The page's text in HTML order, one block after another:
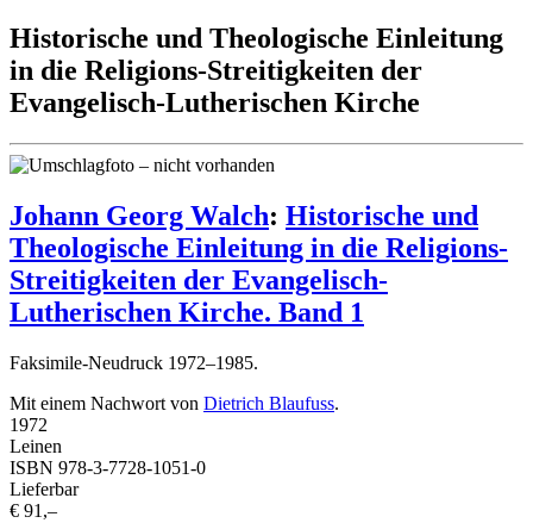
Historische und Theologische Einleitung
in die Religions-Streitigkeiten der
Evangelisch-Lutherischen Kirche
Johann Georg Walch: Historische und
Theologische Einleitung in die Religions-
Streitigkeiten der Evangelisch-
Lutherischen Kirche. Band 1
Faksimile-Neudruck 1972–1985.
Mit einem Nachwort von Dietrich Blaufuss.
1972
Leinen
ISBN 978-3-7728-1051-0
Lieferbar
€ 91,–